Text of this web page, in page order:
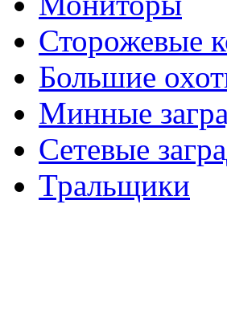
Сторожевые
Большие
Минные
Сетевые
Тральщики